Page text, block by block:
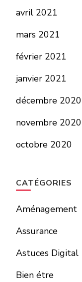
avril 2021
mars 2021
février 2021
janvier 2021
décembre 2020
novembre 2020
octobre 2020
CATÉGORIES
Aménagement
Assurance
Astuces Digital
Bien étre